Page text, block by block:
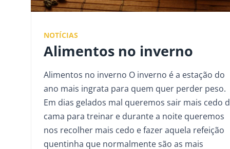
NOTÍCIAS
Alimentos no inverno
Alimentos no inverno O inverno é a estação do
ano mais ingrata para quem quer perder peso.
Em dias gelados mal queremos sair mais cedo
cama para treinar e durante a noite queremos
nos recolher mais cedo e fazer aquela refeição
quentinha que normalmente são as mais